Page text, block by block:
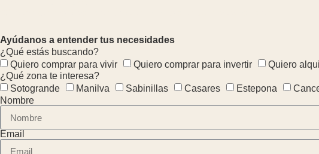
Ayúdanos a entender tus necesidades
¿Qué estás buscando?
Quiero comprar para vivir
Quiero comprar para invertir Quiero
¿Qué zona te interesa?
Sotogrande
Manilva Sabinillas Casares Estepona
Nombre
Email